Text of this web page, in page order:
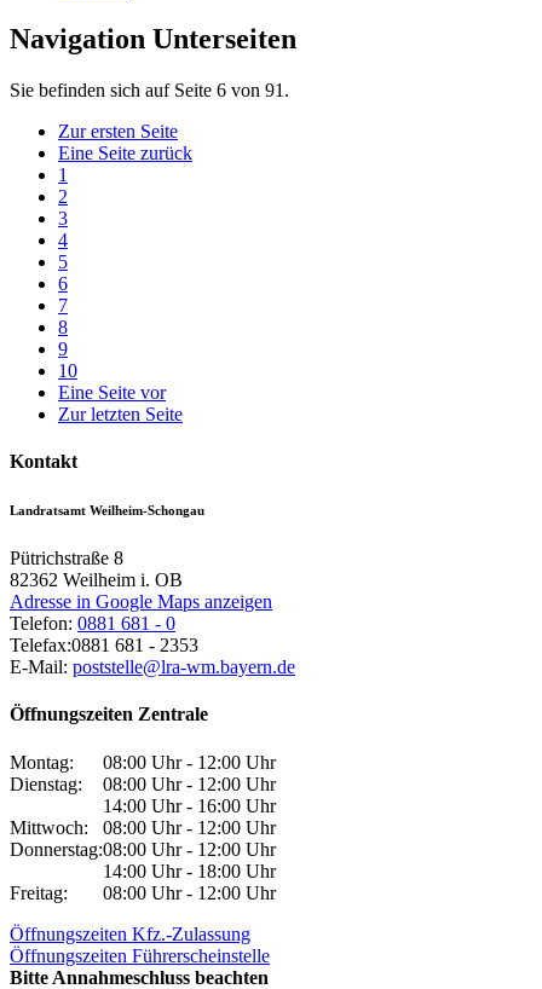
Navigation Unterseiten
Sie befinden sich auf Seite 6 von 91.
Zur ersten Seite
Eine Seite zurück
1
2
3
4
5
6
7
8
9
10
Eine Seite vor
Zur letzten Seite
Kontakt
Landratsamt Weilheim-Schongau
Pütrichstraße 8
82362 Weilheim i. OB
Adresse in Google Maps anzeigen
Telefon: 0881 681 - 0
Telefax:0881 681 - 2353
E-Mail: poststelle@lra-wm.bayern.de
Öffnungszeiten Zentrale
Montag:
08:00 Uhr - 12:00 Uhr
Dienstag:
08:00 Uhr - 12:00 Uhr
14:00 Uhr - 16:00 Uhr
Mittwoch:
08:00 Uhr - 12:00 Uhr
Donnerstag:08:00 Uhr - 12:00 Uhr
14:00 Uhr - 18:00 Uhr
Freitag:
08:00 Uhr - 12:00 Uhr
Öffnungszeiten Kfz.-Zulassung
Öffnungszeiten Führerscheinstelle
Bitte Annahmeschluss beachten